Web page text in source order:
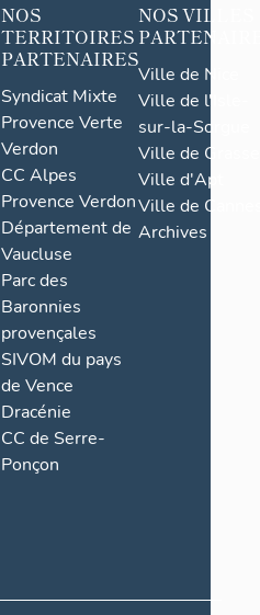
NOS
TERRITOIRES
PARTENAIRES
Syndicat Mixte
Provence Verte
Verdon
CC Alpes
Provence Verdon
Département de
Vaucluse
Parc des
Baronnies
provençales
SIVOM du pays
de Vence
Dracénie
CC de Serre-
Ponçon
NOS VILLES
Ville de Nice
Ville de l'Isle-
sur-la-Sorgue
Ville de Grasse
Ville d'Apt
Ville de
Archives